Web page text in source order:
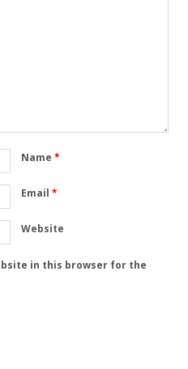
Name *
Email *
Website
in this browser for the